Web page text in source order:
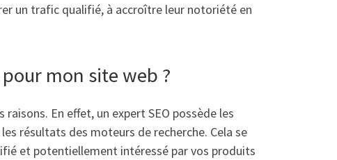
un trafic qualifié, à accroître leur notoriété en
mon site web ?
En effet, un expert SEO possède les
résultats des moteurs de recherche. Cela se
et potentiellement intéressé par vos produits